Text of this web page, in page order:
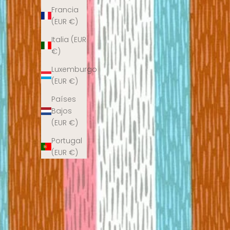
Francia
(EUR €)
Italia (EUR
€)
Luxemburgo
(EUR €)
Países
Bajos
(EUR €)
Portugal
(EUR €)